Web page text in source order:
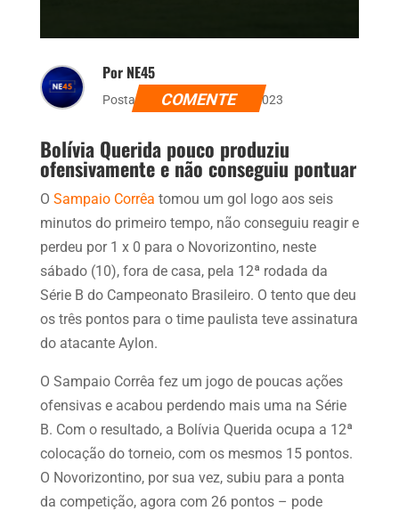
Por NE45
Postado dia 10 de junho de 2023
COMENTE
Bolívia Querida pouco produziu
ofensivamente e não conseguiu pontuar
O Sampaio Corrêa tomou um gol logo aos seis
minutos do primeiro tempo, não conseguiu reagir e
perdeu por 1 x 0 para o Novorizontino, neste
sábado (10), fora de casa, pela 12ª rodada da
Série B do Campeonato Brasileiro. O tento que deu
os três pontos para o time paulista teve assinatura
do atacante Aylon.
O Sampaio Corrêa fez um jogo de poucas ações
ofensivas e acabou perdendo mais uma na Série
B. Com o resultado, a Bolívia Querida ocupa a 12ª
colocação do torneio, com os mesmos 15 pontos.
O Novorizontino, por sua vez, subiu para a ponta
da competição, agora com 26 pontos – pode